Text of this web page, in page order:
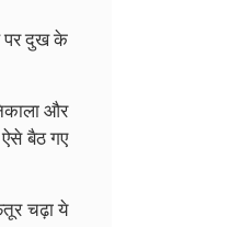
पर दुख के
और
बैठ गए
चढ़ा ये